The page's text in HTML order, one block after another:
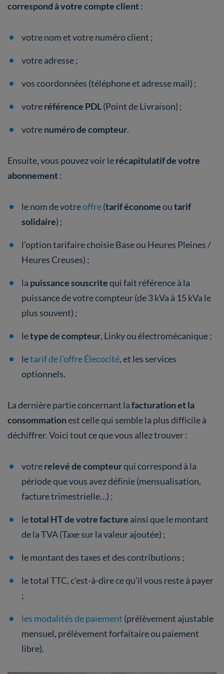
correspond à votre compte client:
votre nom et votre numéro client ;
votre adresse ;
vos coordonnées (téléphone et adresse mail) ;
votreréférence PDL(Point de Livraison) ;
votrenuméro de compteur.
Ensuite, vous pouvez voir lerécapitulatif de votre
abonnement:
le nom de votreoffre(tarif économeoutarif
solidaire) ;
l’option tarifaire choisie Base ou Heures Pleines /
Heures Creuses) ;
la puissance souscritequi fait référence à la
puissance de votre compteur (de 3 kVa à 15 kVa le
plus souvent) ;
letype de compteur, Linky ou électromécanique ;
letarif de l’offre Élecocité, et les services
optionnels.
La dernière partie concernant lafacturation et la
consommationest celle qui semble la plus difficile à
déchiffrer. Voici tout ce que vous allez trouver :
votrerelevé de compteurqui correspond à la
période que vous avez définie (mensualisation,
facture trimestrielle…) ;
letotal HT de votre facture ainsi que le montant
de la TVA (Taxe sur la valeur ajoutée) ;
le montant des taxes et des contributions ;
le total TTC, c’est-à-dire ce qu’il vous reste à payer
;
les modalités de paiement (prélèvement ajustable
mensuel, prélèvement forfaitaire ou paiement
libre).